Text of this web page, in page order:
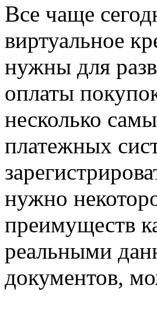
Все чаще
виртуальное
нужны для
оплаты
несколько
платежных
нужно
преимуществ
реальными
документов,